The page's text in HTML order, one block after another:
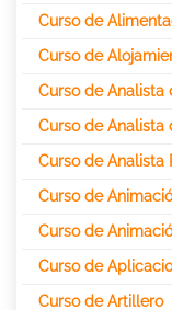
Curso de
Curso de
Curso de Analista
Curso de Analista
Curso de Analista
Curso de
Curso de
Curso de
Curso de Artillero